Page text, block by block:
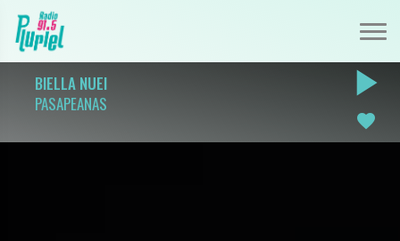
BIELLA NUEI
PASAPEANAS
play_arrow
favorite